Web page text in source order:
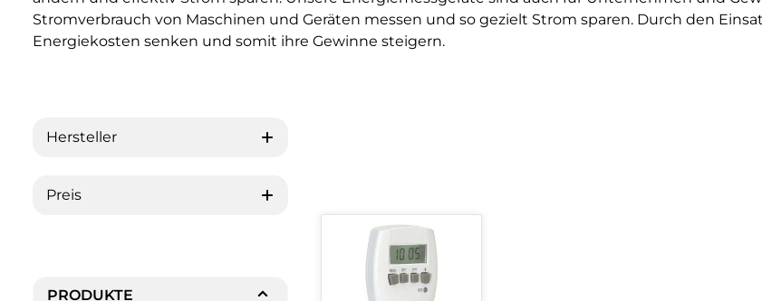
Stromverbrauch von Maschinen und Geräten messen und so gezielt Strom sparen. Durch den
Energiekosten senken und somit ihre Gewinne steigern.
Hersteller
Preis
PRODUKTE